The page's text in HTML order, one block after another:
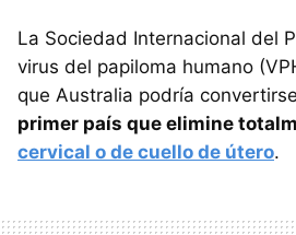
La Sociedad Internacional del
virus del papiloma humano
que Australia podría
primer país que elimine
cervical o de cuello de útero.